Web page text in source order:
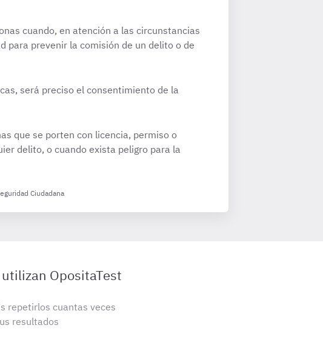
cuando, en atención a las circunstancias
para prevenir la comisión de un delito o de
será preciso el consentimiento de la
que se porten con licencia, permiso o
delito, o cuando exista peligro para la
Ciudadana
OpositaTest
repetirlos cuantas veces
resultados